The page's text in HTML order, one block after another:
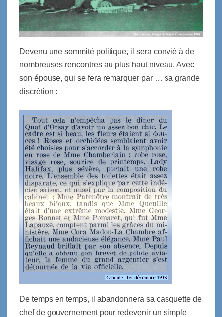
Devenu une sommité politique, il sera convié à de
nombreuses rencontres au plus haut niveau. Avec
son épouse, qui se fera remarquer par … sa grande
discrétion :
De temps en temps, il abandonnera sa casquette de
chef de gouvernement pour redevenir un simple